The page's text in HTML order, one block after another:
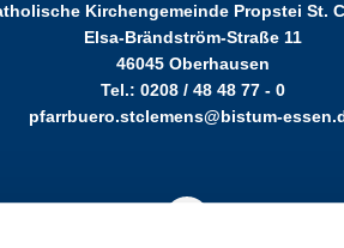
Kirchengemeinde Propstei St.
Elsa-Brändström-Straße 11
46045 Oberhausen
Tel.: 0208 / 48 48 77 - 0
pfarrbuero.stclemens@bistum-